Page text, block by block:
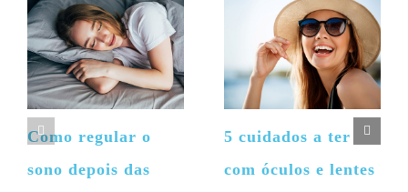
Como regular o
sono depois das
5 cuidados a ter
com óculos e lentes